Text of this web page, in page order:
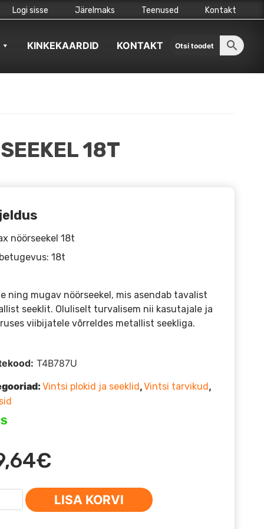
Logi sisse Järelmaks Teenused Kontakt
KINKEKAARDID KONTAKT
18T
€
nöörseekel 18t
18t
ning mugav nöörseekel, mis asendab tavalist
seeklit. Oluliselt turvalisem nii kasutajale ja
viibijatele võrreldes metallist seekliga.
LISA KORVI
T4B787U
Vintsi plokid ja seeklid ,Vintsi tarvikud ,